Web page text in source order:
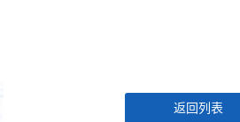
返回列表